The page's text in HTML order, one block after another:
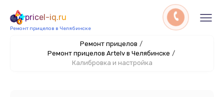
pricel-iq.ru
Ремонт прицелов в Челябинске
Ремонт прицелов /
Ремонт прицелов Artelv в Челябинске /
Калибровка и настройка